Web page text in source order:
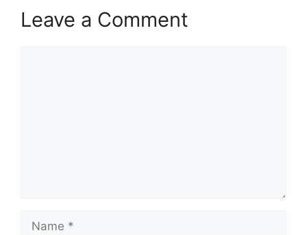
Leave a Comment
Name